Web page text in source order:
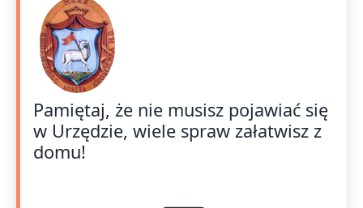
Pamiętaj, że nie musisz pojawiać się
w Urzędzie, wiele spraw załatwisz z
domu!